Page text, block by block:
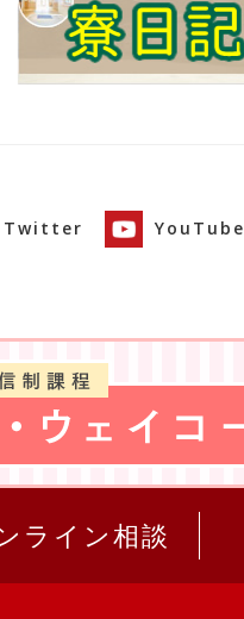
Twitter YouTube
ライン相談